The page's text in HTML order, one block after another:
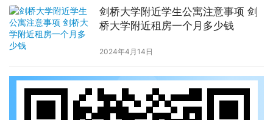
剑桥大学附近学生公寓注意事项 剑
桥大学附近租房一个月多少钱
2024年4月14日